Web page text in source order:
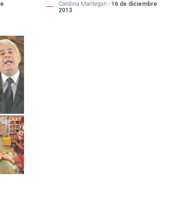
Carolina Mantegari - 16 de diciembre
2013